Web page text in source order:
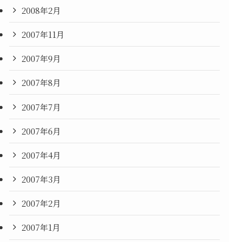
2008年2月
2007年11月
2007年9月
2007年8月
2007年7月
2007年6月
2007年4月
2007年3月
2007年2月
2007年1月